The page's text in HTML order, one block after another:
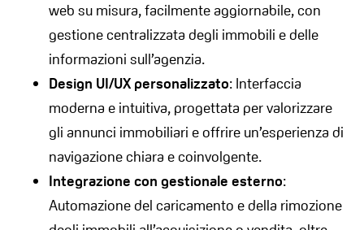
web su misura, facilmente aggiornabile, con
gestione centralizzata degli immobili e delle
informazioni sull’agenzia.
Design UI/UX personalizzato: Interfaccia
moderna e intuitiva, progettata per valorizzare
gli annunci immobiliari e offrire un’esperienza di
navigazione chiara e coinvolgente.
Integrazione con gestionale esterno:
Automazione del caricamento e della rimozione